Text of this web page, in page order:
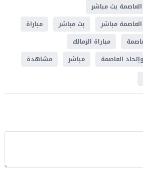
العاصمة بث مباشر
العاصمة مباشر
بث مباشر
مباراة
مباراة الزمالك
العاصمة
مباشر مشاهدة